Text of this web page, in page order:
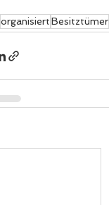
organisiertBesitztümer